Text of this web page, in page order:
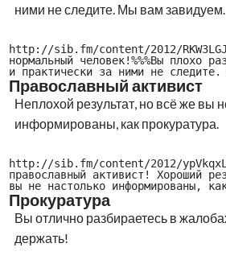
ними не следите. Мы вам завидуем.
http://sib.fm/content/2012/
нормальный человек!%%%Вы плохо
и практически за ними не
Православный активист
Неплохой результат, но всё же вы
информированы, как прокуратура.
http://sib.fm/content/2012/
православный активист! Хороший
вы не настолько информированы,
Прокуратура
Вы отлично разбираетесь в
держать!